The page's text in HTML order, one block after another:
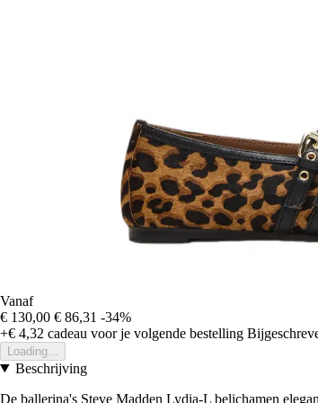
Vanaf
€ 130,00 € 86,31 -34%
+€ 4,32 cadeau voor je volgende bestelling
Loading...
Beschrijving
De ballerina's Steve Madden Lydia-L belichamen